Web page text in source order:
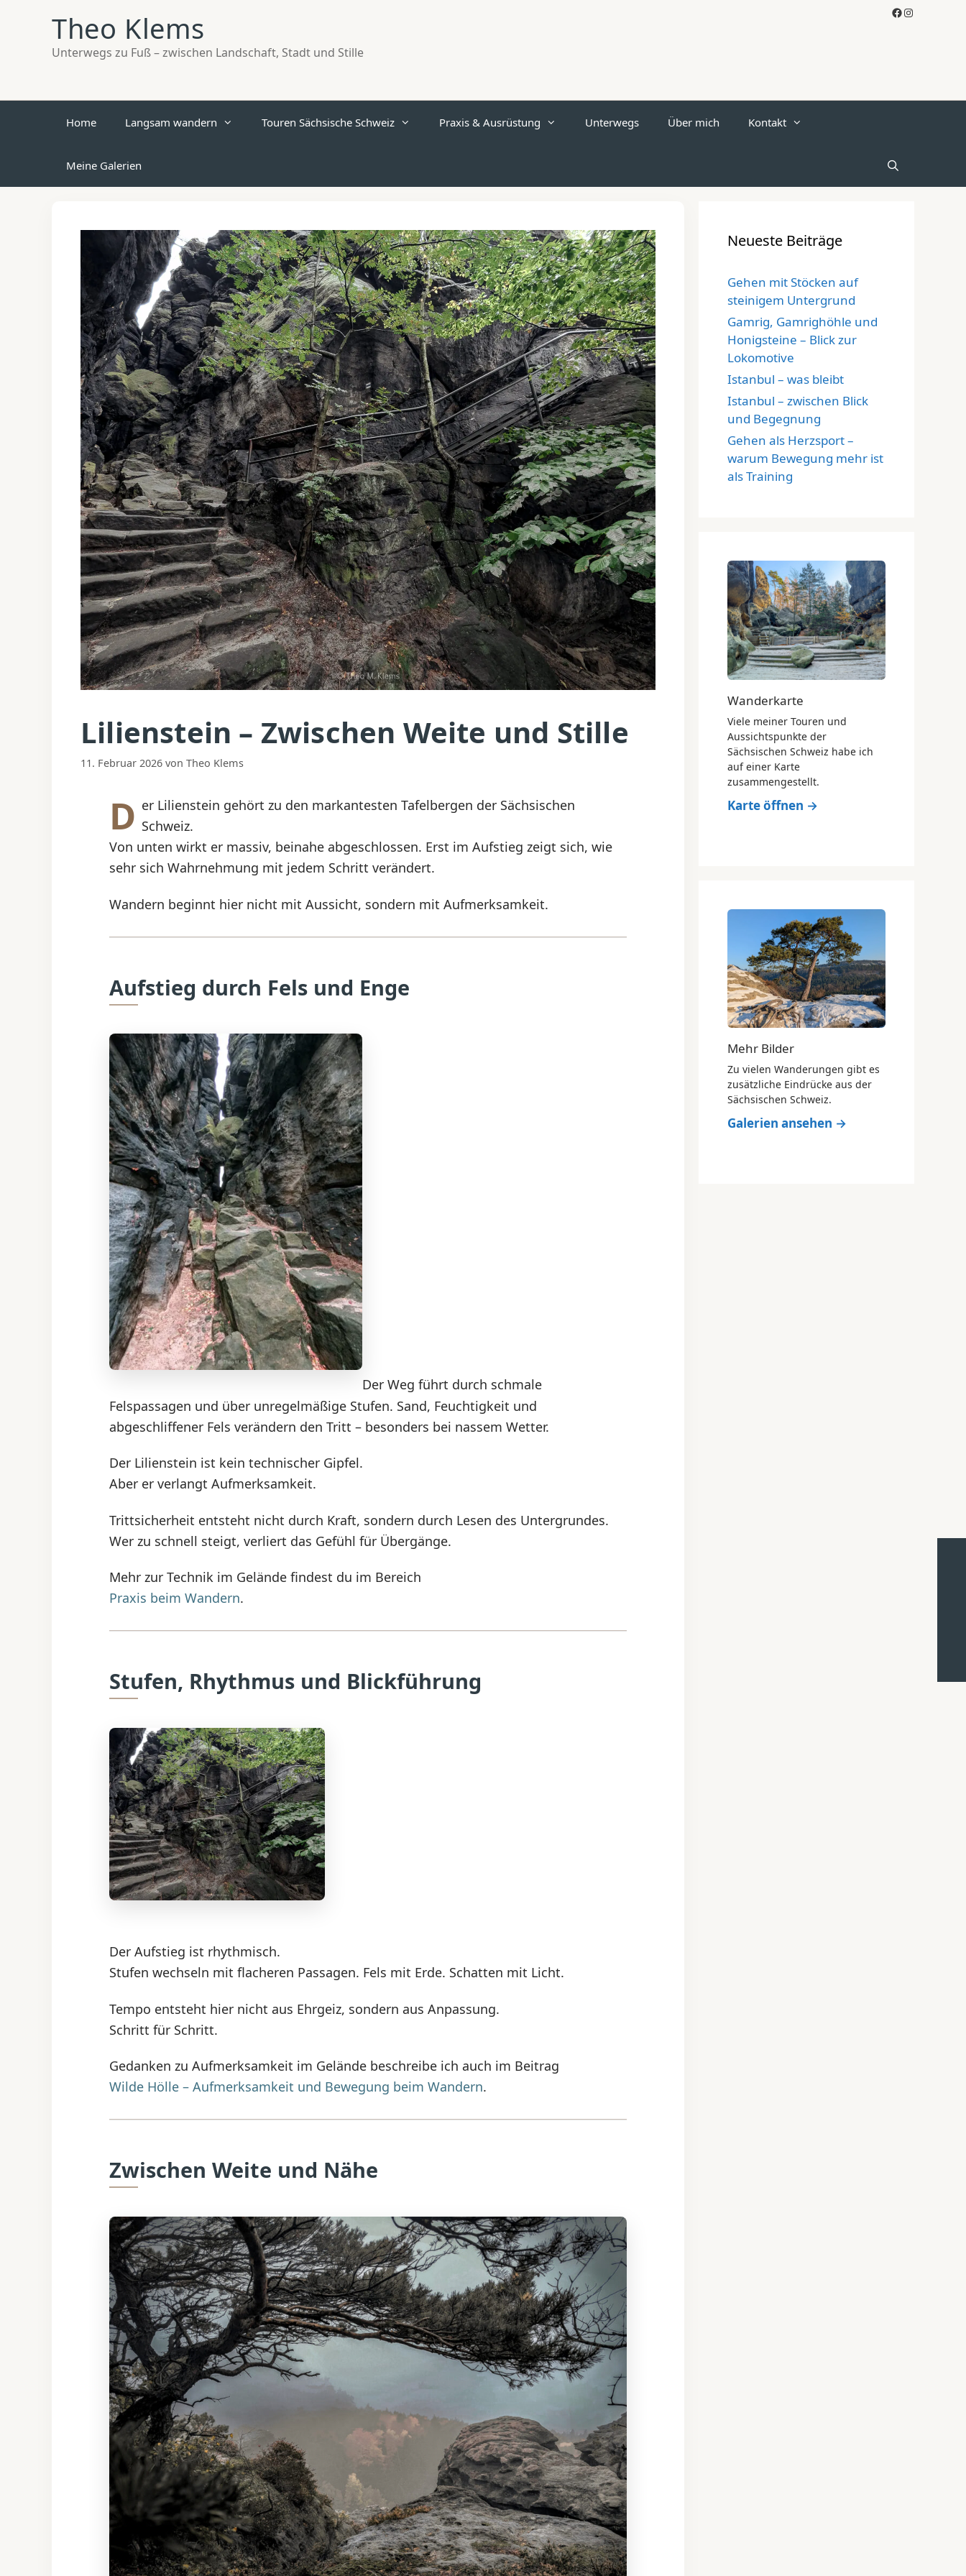
Facebook
Instagram
Theo Klems
Unterwegs zu Fuß – zwischen Landschaft, Stadt und Stille
Home Langsam wandern Touren Sächsische Schweiz Praxis & Ausrüstung Unterwegs Über mich Kontakt
Meine Galerien
Lilienstein – Zwischen Weite und Stille
11. Februar 2026 von Theo Klems
D er Lilienstein gehört zu den markantesten Tafelbergen der Sächsischen
Schweiz.
Von unten wirkt er massiv, beinahe abgeschlossen. Erst im Aufstieg zeigt sich, wie
sehr sich Wahrnehmung mit jedem Schritt verändert.
Wandern beginnt hier nicht mit Aussicht, sondern mit Aufmerksamkeit.
Aufstieg durch Fels und Enge
Der Weg führt durch schmale
Felspassagen und über unregelmäßige Stufen. Sand, Feuchtigkeit und
abgeschliffener Fels verändern den Tritt – besonders bei nassem Wetter.
Der Lilienstein ist kein technischer Gipfel.
Aber er verlangt Aufmerksamkeit.
Trittsicherheit entsteht nicht durch Kraft, sondern durch Lesen des Untergrundes.
Wer zu schnell steigt, verliert das Gefühl für Übergänge.
Mehr zur Technik im Gelände findest du im Bereich
Praxis beim Wandern.
Stufen, Rhythmus und Blickführung
Der Aufstieg ist rhythmisch.
Stufen wechseln mit flacheren Passagen. Fels mit Erde. Schatten mit Licht.
Tempo entsteht hier nicht aus Ehrgeiz, sondern aus Anpassung.
Schritt für Schritt.
Gedanken zu Aufmerksamkeit im Gelände beschreibe ich auch im Beitrag
Wilde Hölle – Aufmerksamkeit und Bewegung beim Wandern.
Zwischen Weite und Nähe
Neueste Beiträge
Gehen mit Stöcken auf
steinigem Untergrund
Gamrig, Gamrighöhle und
Honigsteine – Blick zur
Lokomotive
Istanbul – was bleibt
Istanbul – zwischen Blick
und Begegnung
Gehen als Herzsport –
warum Bewegung mehr ist
als Training
Wanderkarte
Viele meiner Touren und
Aussichtspunkte der
Sächsischen Schweiz habe ich
auf einer Karte
zusammengestellt.
Karte öffnen →
Mehr Bilder
Zu vielen Wanderungen gibt es
zusätzliche Eindrücke aus der
Sächsischen Schweiz.
Galerien ansehen →